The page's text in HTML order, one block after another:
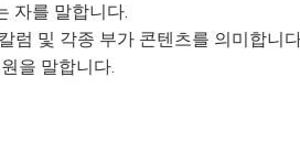
자를 말합니다.
럼 및 각종 부가 콘텐츠를 의미합니
을 말합니다.